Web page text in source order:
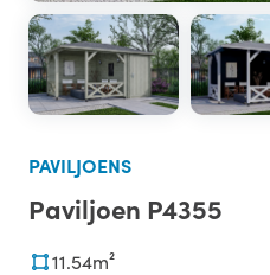
PAVILJOENS
Paviljoen P4355
11.54m²